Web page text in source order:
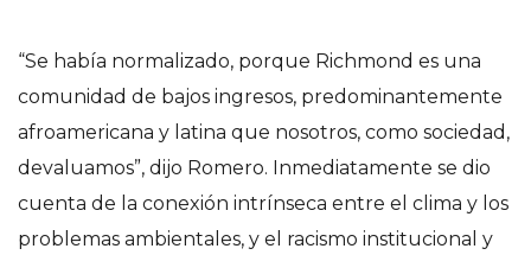
“Se había normalizado, porque Richmond es una
comunidad de bajos ingresos, predominantemente
afroamericana y latina que nosotros, como sociedad,
devaluamos”, dijo Romero. Inmediatamente se dio
cuenta de la conexión intrínseca entre el clima y los
problemas ambientales, y el racismo institucional y